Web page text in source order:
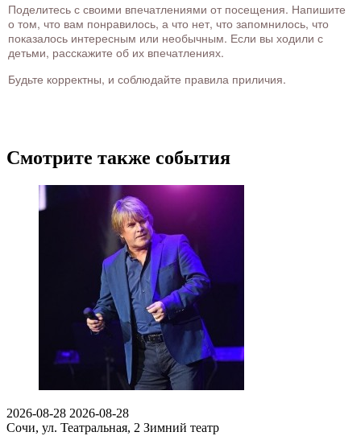
Поделитесь с своими впечатлениями от посещения. Напишите
о том, что вам понравилось, а что нет, что запомнилось, что
показалось интересным или необычным. Если вы ходили с
детьми, расскажите об их впечатлениях.
Будьте корректны, и соблюдайте правила приличия.
Смотрите также события
2026-08-28 2026-08-28
Сочи, ул. Театральная, 2 Зимний театр